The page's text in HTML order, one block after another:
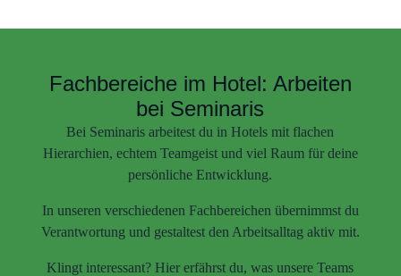
Fachbereiche im Hotel: Arbeiten
bei Seminaris
Bei Seminaris arbeitest du in Hotels mit flachen
Hierarchien, echtem Teamgeist und viel Raum für deine
persönliche Entwicklung.
In unseren verschiedenen Fachbereichen übernimmst du
Verantwortung und gestaltest den Arbeitsalltag aktiv mit.
Klingt interessant? Hier erfährst du, was unsere Teams